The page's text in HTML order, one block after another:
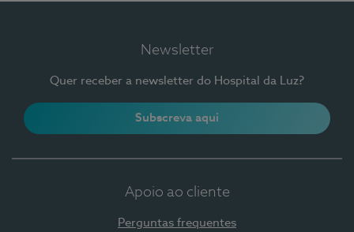
Newsletter
Quer receber a newsletter do Hospital da Luz?
Subscreva aqui
Apoio ao cliente
Perguntas frequentes